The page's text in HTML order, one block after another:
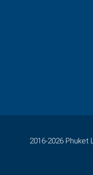
2016-2026 Phuket